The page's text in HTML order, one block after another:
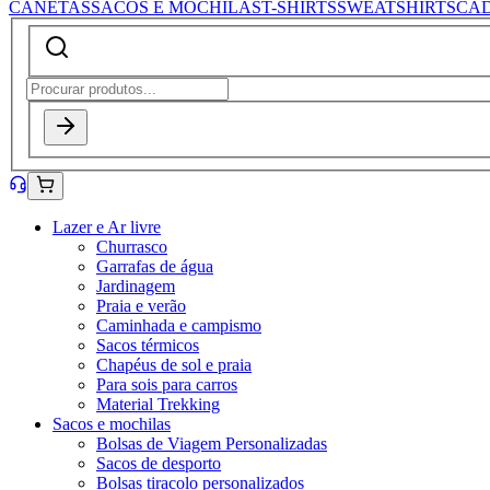
CANETASSACOS E MOCHILAST-SHIRTSSWEATSHIRTS
Lazer e Ar livre
Churrasco
Garrafas de água
Jardinagem
Praia e verão
Caminhada e campismo
Sacos térmicos
Chapéus de sol e praia
Para sois para carros
Material Trekking
Sacos e mochilas
Bolsas de Viagem Personalizadas
Sacos de desporto
Bolsas tiracolo personalizados